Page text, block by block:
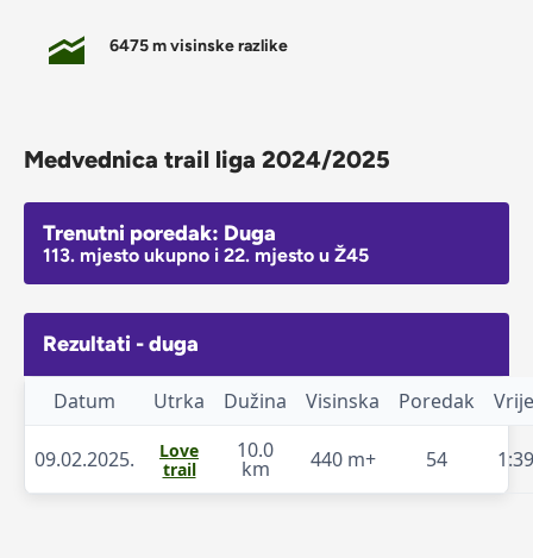
6475 m visinske razlike
Medvednica trail liga 2024/2025
Trenutni poredak: Duga
113. mjesto ukupno i 22. mjesto u Ž45
Rezultati - duga
Datum Utrka Dužina Visinska Poredak
09.02.2025.
Love
trail
10.0
km 440 m+ 54